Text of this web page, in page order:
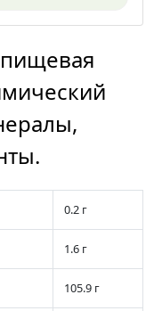
0.2 г
1.6 г
105.9 г